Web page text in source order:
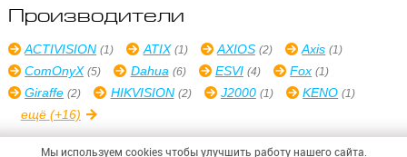
Производители
ACTIVISION (1) ATIX (1) AXIOS (2) Axis (1)
ComOnyX (5) Dahua (6) ESVI (4) Fox (1)
Giraffe (2) HIKVISION (2) J2000 (1) KENO (1)
ещё (+16)
Мы используем cookies чтобы улучшить работу нашего сайта.